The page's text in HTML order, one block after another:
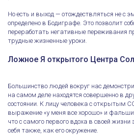
Но есть и выход — отождествляться не с
определено в Бодиграфе. Это позволит
переработать негативные переживания
трудные жизненные уроки.
Ложное Я открытого Центра
Большинство людей вокруг нас
на самом деле находятся совершенно в
состоянии. К лицу человека с открытым
выражение «у меня все хорошо» и
что с самого первого вдоха в своей жизни
себя также, как его окружение.